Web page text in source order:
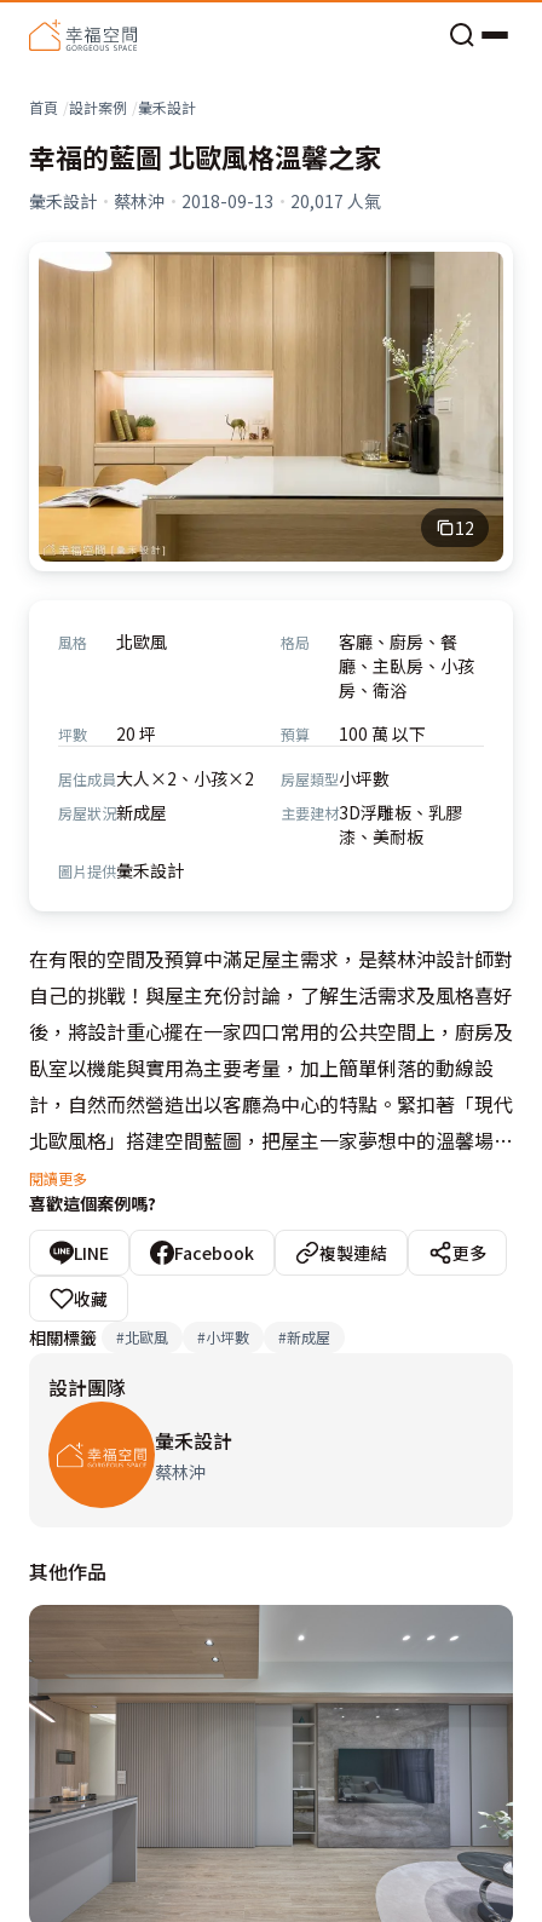
首頁 設計案例 彙禾設計
幸福的藍圖 北歐風格溫馨之家
彙禾設計 · 蔡林沖 · 2018-09-13 · 20,017 人氣
12
風格 北歐風 格局
客廳、廚房、餐
廳、主臥房、小孩
房、衛浴
坪數 20 坪 預算 100 萬 以下
居住成員大人×2、小孩×2 房屋類型小坪數
房屋狀況新成屋 主要建材3D浮雕板、乳膠
漆、美耐板
圖片提供彙禾設計
在有限的空間及預算中滿足屋主需求，是蔡林沖設計師對
自己的挑戰！與屋主充份討論，了解生活需求及風格喜好
後，將設計重心擺在一家四口常用的公共空間上，廚房及
臥室以機能與實用為主要考量，加上簡單俐落的動線設
計，自然而然營造出以客廳為中心的特點。緊扣著「現代
北歐風格」搭建空間藍圖，把屋主一家夢想中的溫馨場域
具現化。
彙禾設計運用素色為基底，奠定整體色調走向，搭配具有
自然氣息的木紋壁面，北歐特色便隱然成形。蔡林沖設計
師表示，北歐風格設計中，家具、家飾及燈光營造是不可
上的挖空開口，打破一成不變的規律展現出趣味感。燈光
設計同樣充滿巧思，暖黃色的光線從壁面與天花板漫延而
出，讓整體空間明亮而不刺眼，吊燈及立燈作為重點補充
照明，滿足使用上的需求。大方而不簡單的設計，處處可
適之家。
閱讀更多
喜歡這個案例嗎?
LINE Facebook 複製連結
更多
收藏
相關標籤
#北歐風 #小坪數 #新成屋
設計團隊
彙禾設計
蔡林沖
其他作品